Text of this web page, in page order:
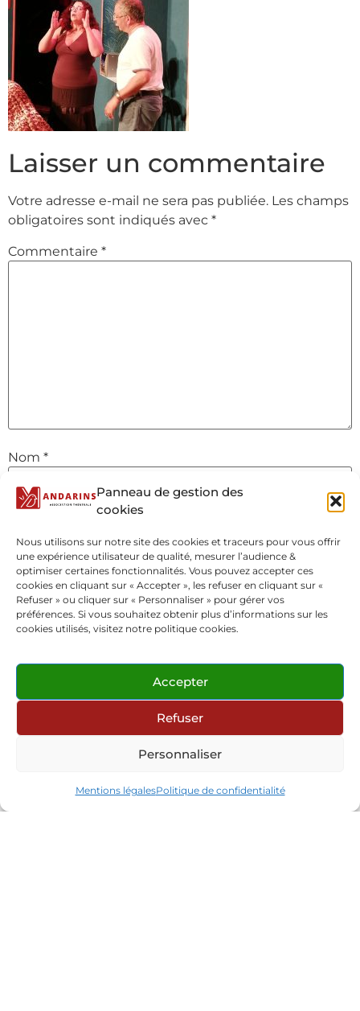
Panneau de gestion des
cookies
Nous utilisons sur notre site des cookies et traceurs pour vous offrir
une expérience utilisateur de qualité, mesurer l’audience &
optimiser certaines fonctionnalités. Vous pouvez accepter ces
cookies en cliquant sur « Accepter », les refuser en cliquant sur «
Refuser » ou cliquer sur « Personnaliser » pour gérer vos
préférences. Si vous souhaitez obtenir plus d’informations sur les
cookies utilisés, visitez notre politique cookies.
Accepter
Refuser
Personnaliser
Mentions légalesPolitique de confidentialité
Laisser un commentaire
Votre adresse e-mail ne sera pas publiée. Les champs
obligatoires sont indiqués avec *
Commentaire *
Nom *
Site web